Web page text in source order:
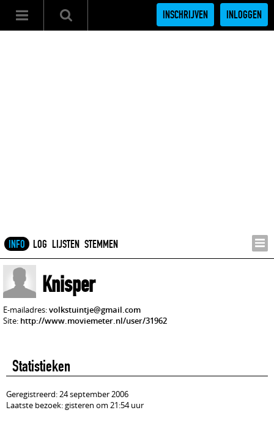
INSCHRIJVEN INLOGGEN
INFO LOG LIJSTEN STEMMEN
Knisper
E-mailadres:volkstuintje@gmail.com
Site: http://www.moviemeter.nl/user/31962
Statistieken
Geregistreerd: 24 september 2006
Laatste bezoek: gisteren om 21:54 uur